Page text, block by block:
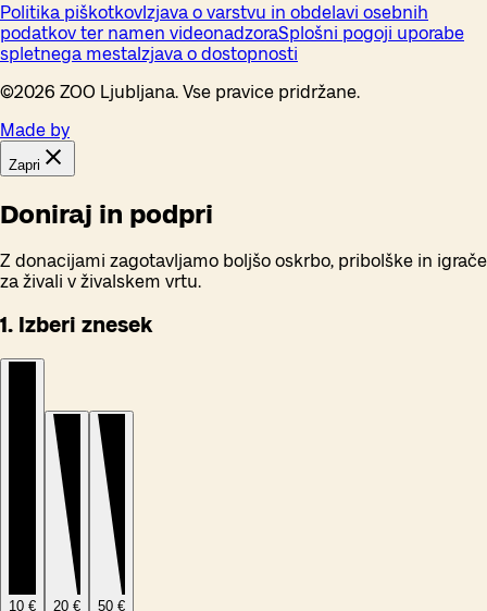
Politika piškotkovIzjava o varstvu in obdelavi osebnih
podatkov ter namen videonadzoraSplošni pogoji uporabe
spletnega mestaIzjava o dostopnosti
©2026 ZOO Ljubljana. Vse pravice pridržane.
Made by
Zapri
Doniraj in podpri
Z donacijami zagotavljamo boljšo oskrbo, pribolške in igrače
za živali v živalskem vrtu.
1. Izberi znesek
10 € 20 € 50 €